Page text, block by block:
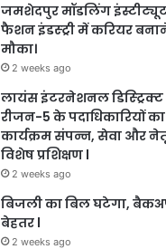
जमशेदपुर मॉडलिंग
फैशन इंडस्ट्री में करियर
मौका।
2 weeks ago
लायंस इंटरनेशनल
रीजन-5 के पदाधिकारियों
कार्यक्रम संपन्न, सेवा और
विशेष प्रशिक्षण l
2 weeks ago
बिजली का बिल घटेगा,
बेहतर l
2 weeks ago